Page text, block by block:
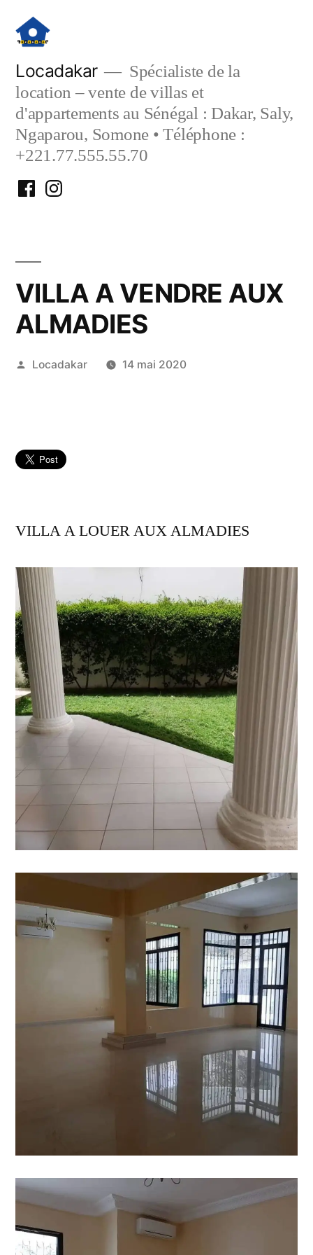
contenu
Locadakar
Spécialiste de la
location – vente de villas et
d'appartements au Sénégal : Dakar, Saly,
Ngaparou, Somone • Téléphone :
+221.77.555.55.70
FacebookInstagram
VILLA A VENDRE AUX
ALMADIES
Publié
Locadakar 14 mai 2020
VILLA A LOUER AUX ALMADIES